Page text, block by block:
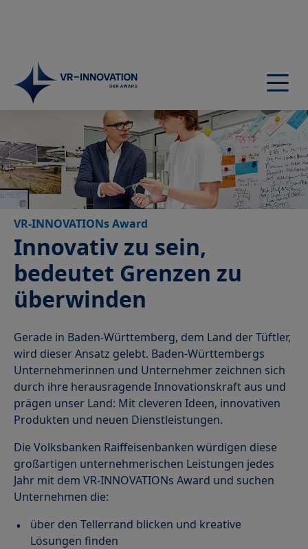
Award
Der Wettbewerb
Preise
Schirmherrschaft
Jury
Nominierte
Preisträger
Preisverleihung
Teilnehmen
Mediathek
Netzwerk
VR-INNOVATIONs Award
Innovativ zu sein,
bedeutet Grenzen zu
überwinden
Gerade in Baden-Württemberg, dem Land der Tüftler,
wird dieser Ansatz gelebt. Baden-Württembergs
Unternehmerinnen und Unternehmer zeichnen sich
durch ihre herausragende Innovationskraft aus und
prägen unser Land: Mit cleveren Ideen, innovativen
Produkten und neuen Dienstleistungen.
Die Volksbanken Raiffeisenbanken würdigen diese
großartigen unternehmerischen Leistungen jedes
Jahr mit dem VR-INNOVATIONs Award und suchen
Unternehmen die:
über den Tellerrand blicken und kreative
Lösungen finden